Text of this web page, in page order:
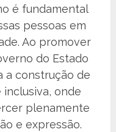
é fundamental
pessoas em
Ao promover
do Estado
a construção de
inclusiva, onde
plenamente
e expressão.